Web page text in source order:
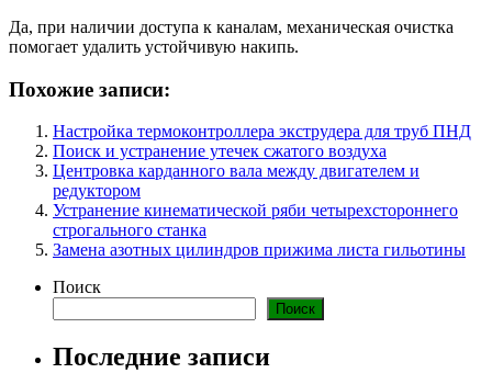
Да, при наличии доступа к каналам, механическая очистка
помогает удалить устойчивую накипь.
Похожие записи:
Настройка термоконтроллера экструдера для труб ПНД
Поиск и устранение утечек сжатого воздуха
Центровка карданного вала между двигателем и
редуктором
Устранение кинематической ряби четырехстороннего
строгального станка
Замена азотных цилиндров прижима листа гильотины
Поиск
Поиск
Последние записи